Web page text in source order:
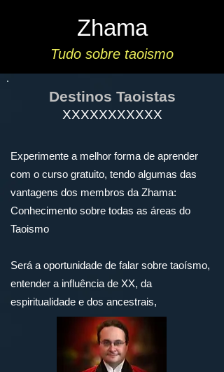
Zhama
Tudo sobre taoismo
Destinos Taoistas
XXXXXXXXXXX
Experimente a melhor forma de aprender
com o curso gratuito, tendo algumas das
vantagens dos membros da Zhama:
Conhecimento sobre todas as áreas do
Taoismo
Será a oportunidade de falar sobre taoísmo,
entender a influência de XX, da
espiritualidade e dos ancestrais,